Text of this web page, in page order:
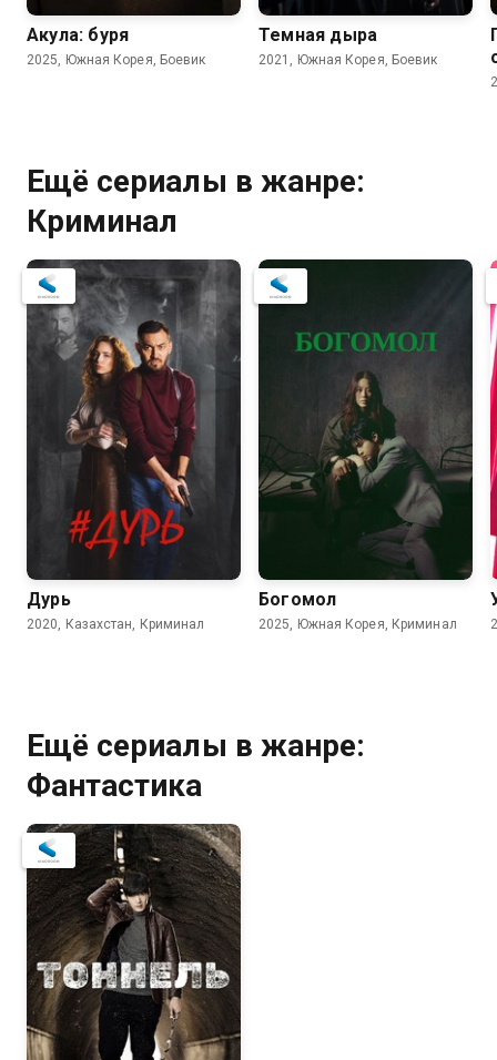
Акула: буря
2025, Южная Корея, Боевик
Темная дыра
2021, Южная Корея, Боевик
Ещё сериалы в жанре:
Криминал
Дурь
2020, Казахстан, Криминал
Богомол
2025, Южная Корея, Криминал
Ещё сериалы в жанре:
Фантастика